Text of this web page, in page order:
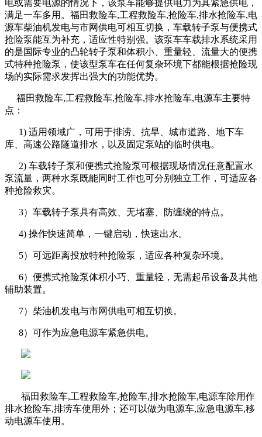
电或需要电源的情况下，该泵车能够提供电力为其紧急供电，
满足一车多用。福田救险车,工程救险车,抢险车,排水抢险车,电
源车柴油机发电与市网供电可相互切换，车载转子泵与便携式
抢险泵能互为补充，适应性特别强。该泵车车载排水系统采用
的是国际专业的凸轮转子泵和体积小、重量轻、流量大的便携
式特种抢险泵，使该型泵车在任何复杂环境下都能根据抢险现
场的实际需求发挥出强大的功能优势。
福田救险车,工程救险车,抢险车,排水抢险车,电源车主要特
点：
1) 适用领域广，可用于排涝、抗旱、城市道路、地下车
库、高速公路隧道排水，以及固定泵站的临时供电。
2) 车载转子泵和便携式抢险泵可根据现场情况任意配置水
泵流量，两种水泵既能同时工作也可分别独立工作，可适应各
种抢险救灾。
3）车载转子泵具有高效、无堵塞、防缠绕的特点。
4) 操作快速简单，一键启动，快速出水。
5）可远距离投放特种抢险泵，适应各种复杂环境。
6）便携式抢险泵体积小巧、重量轻，无需起吊设备及其他
辅助装置。
7）柴油机发电与市网供电可相互切换。
8）可作为应急电源车紧急供电。
福田救险车,工程救险车,抢险车,排水抢险车,电源车除用作
排水抢险车,排涝车使用外；还可以做为电源车,应急电源车,移
动电源车使用。